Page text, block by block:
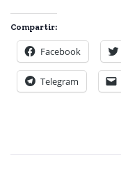
Compartir:
Facebook
Telegram